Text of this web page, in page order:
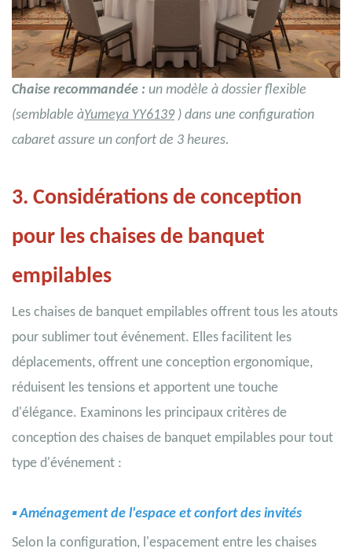
Chaise recommandée : un modèle à dossier flexible
(semblable àYumeya YY6139 ) dans une configuration
cabaret assure un confort de 3 heures.
3. Considérations de conception
pour les chaises de banquet
empilables
Les chaises de banquet empilables offrent tous les atouts
pour sublimer tout événement. Elles facilitent les
déplacements, offrent une conception ergonomique,
réduisent les tensions et apportent une touche
d'élégance. Examinons les principaux critères de
conception des chaises de banquet empilables pour tout
type d'événement :
▪Aménagement de l'espace et confort des invités
Selon la configuration, l'espacement entre les chaises